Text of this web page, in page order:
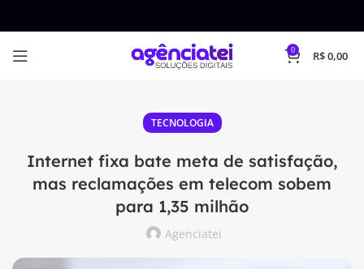
0 R$0,00
TECNOLOGIA
Internet fixa bate meta de satisfação,
mas reclamações em telecom sobem
para 1,35 milhão
Agenciatei